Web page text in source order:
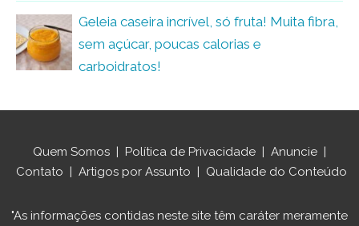
Geleia caseira incrível, só fruta! Muita fibra,
sem açúcar, poucas calorias e
carboidratos!
Quem Somos | Política de Privacidade | Anuncie |
Contato | Artigos por Assunto | Qualidade do Conteúdo
"As informações contidas neste site têm caráter meramente